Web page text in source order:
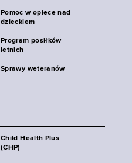
Pomoc w opiece nad
dzieckiem
Program posiłków
letnich
Sprawy weteranów
Child Health Plus
(CHP)